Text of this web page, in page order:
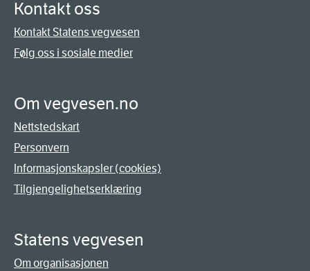
Kontakt oss
Kontakt Statens vegvesen
Følg oss i sosiale medier
Om vegvesen.no
Nettstedskart
Personvern
Informasjonskapsler (cookies)
Tilgjengelighetserklæring
Statens vegvesen
Om organisasjonen